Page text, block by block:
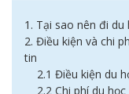
1. Tại sao nên đi
2. Điều kiện và chi
tin
2.1 Điều kiện du
2.2 Chi phí du